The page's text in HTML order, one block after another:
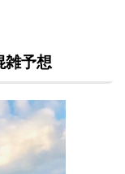
雑予想